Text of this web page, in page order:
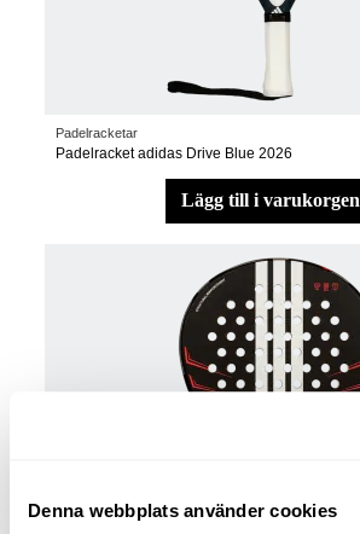
Denna webbplats använder cookies
Padelracketar
Padelracket adidas Drive Blue 2026
lägg till i varukorgen